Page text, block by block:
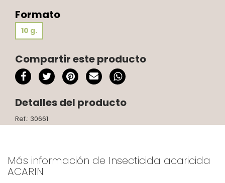
Formato
10 g.
Compartir este producto
Detalles del producto
Ref.: 30661
Más información de Insecticida acaricida
ACARIN